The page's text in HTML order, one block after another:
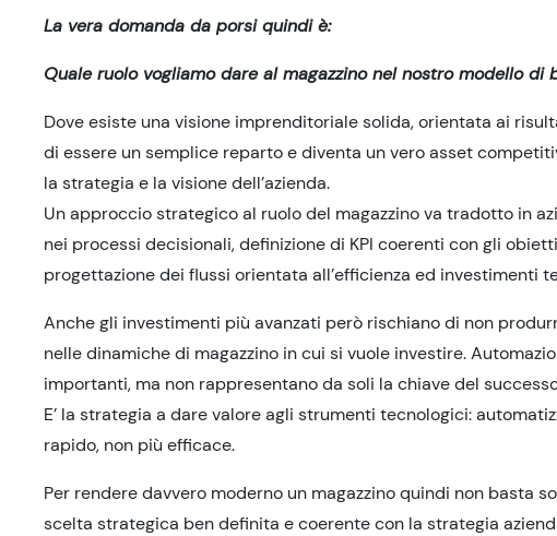
La vera domanda da porsi quindi è:
Quale ruolo vogliamo dare al magazzino nel nostro modello di
Dove esiste una visione imprenditoriale solida, orientata ai
di essere un semplice reparto e diventa un vero asset
la strategia e la visione dell’azienda.
Un approccio strategico al ruolo del magazzino va tradotto in
nei processi decisionali, definizione di KPI coerenti con gli
progettazione dei flussi orientata all’efficienza ed investimenti
Anche gli investimenti più avanzati però rischiano di non
nelle dinamiche di magazzino in cui si vuole investire.
importanti, ma non rappresentano da soli la chiave del
E’ la strategia a dare valore agli strumenti tecnologici:
rapido, non più efficace.
Per rendere davvero moderno un magazzino quindi non basta
scelta strategica ben definita e coerente con la strategia